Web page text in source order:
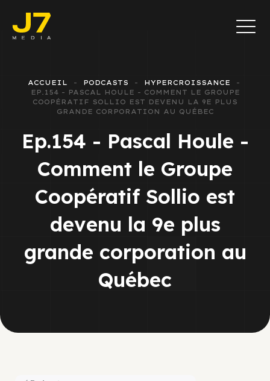
ACCUEIL PODCASTS
HYPERCROISSANCE
EP.154 - PASCAL HOULE - COMMENT LE GROUPE
COOPÉRATIF SOLLIO EST DEVENU LA 9E PLUS
GRANDE CORPORATION AU QUÉBEC
Ep.154 - Pascal Houle -
Comment le Groupe
Coopératif Sollio est
devenu la 9e plus
grande corporation au
Québec